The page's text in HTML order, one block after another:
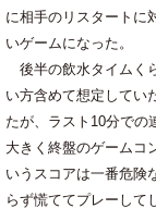
に相手のリスタートに
いゲームになった。
後半の飲水タイムく
い方含めて想定してい
たが、ラスト10分での
大きく終盤のゲームコ
いうスコアは一番危険
らず慌ててプレーして